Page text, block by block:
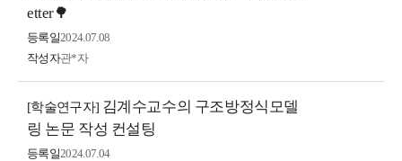
etter🌳
등록일2024.07.08
작성자관*자
[학술연구자] 김계수교수의 구조방정식모델
링 논문 작성 컨설팅
등록일2024.07.04